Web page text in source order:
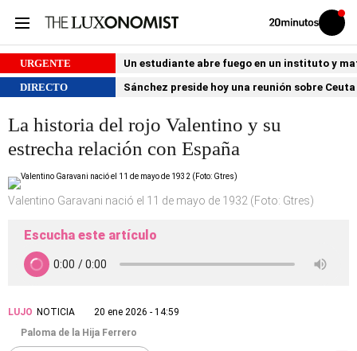
Volver
Iniciar
sesión
URGENTE
Un estudiante abre fuego en un instituto y
DIRECTO
Sánchez preside hoy una reunión sobre
La historia del rojo Valentino y su
estrecha relación con España
Valentino Garavani nació el 11 de mayo de 1932 (Foto: Gtres)
Escucha este artículo
LUJO NOTICIA
20 ene 2026 - 14:59
Paloma de la Hija Ferrero